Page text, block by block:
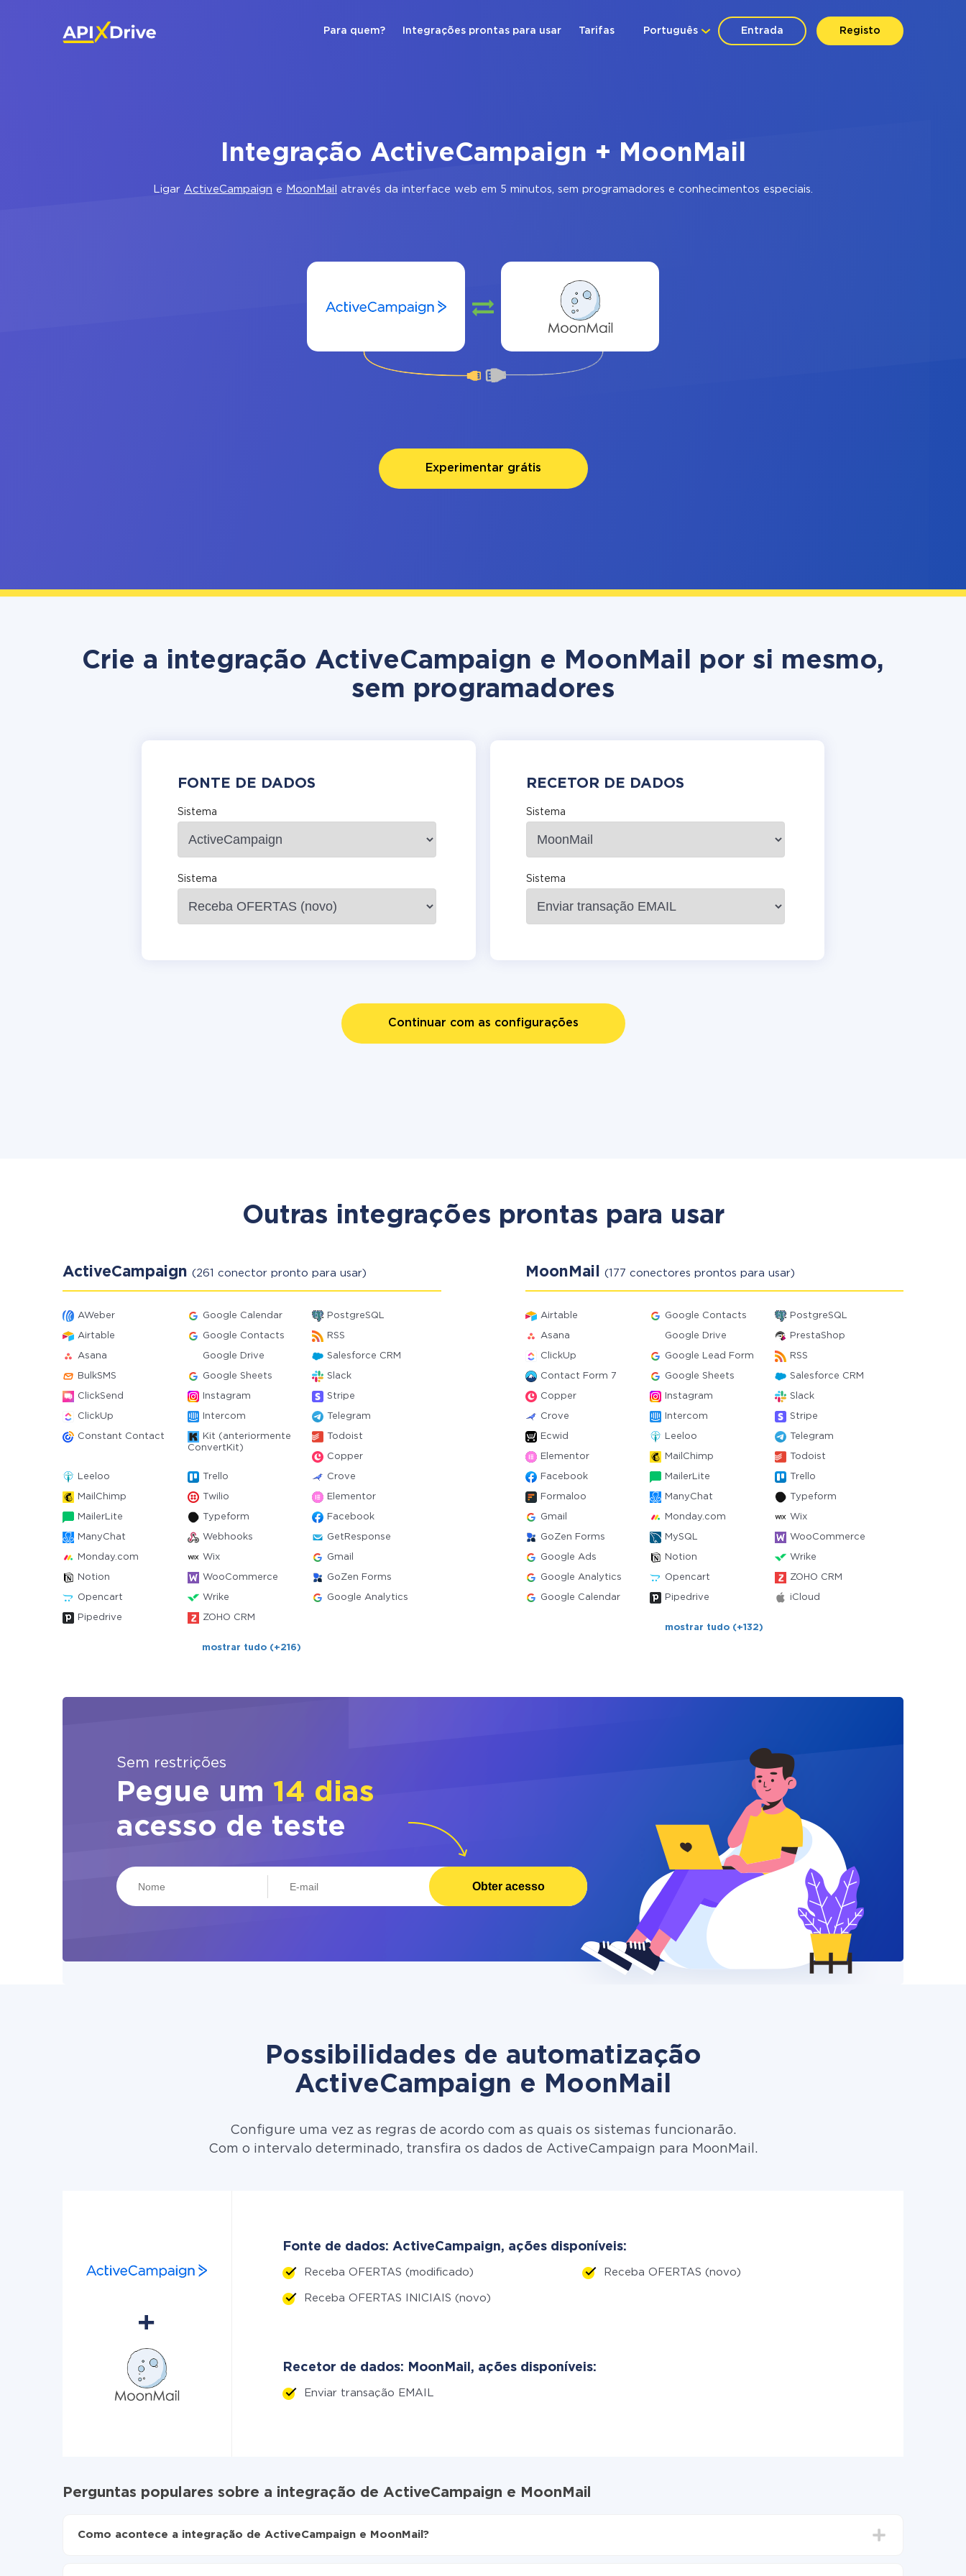
Entrada Registo
Português
Para quem? Integrações prontas para usar Tarifas
Integração ActiveCampaign + MoonMail
Ligar ActiveCampaign e MoonMail através da interface web em 5 minutos, sem programadores e conhecimentos especiais.
Experimentar grátis
Crie a integração ActiveCampaign e MoonMail por si mesmo,
sem programadores
FONTE DE DADOS
Sistema
Sistema
RECETOR DE DADOS
Sistema
Sistema
Continuar com as configurações
Outras integrações prontas para usar
ActiveCampaign (261 conector pronto para usar)
AWeber Google Calendar PostgreSQL
Airtable Google Contacts RSS
Asana Google Drive Salesforce CRM
BulkSMS Google Sheets Slack
ClickSend Instagram Stripe
ClickUp Intercom Telegram
Constant Contact
Kit (anteriormente
ConvertKit)
Todoist
Copper
Leeloo Trello Crove
MailChimp Twilio Elementor
MailerLite Typeform Facebook
ManyChat Webhooks GetResponse
Monday.com Wix Gmail
Notion WooCommerce GoZen Forms
Opencart Wrike Google Analytics
Pipedrive ZOHO CRM
mostrar tudo (+216)
MoonMail (177 conectores prontos para usar)
Airtable Google Contacts PostgreSQL
Asana Google Drive PrestaShop
ClickUp Google Lead Form RSS
Contact Form 7 Google Sheets Salesforce CRM
Copper Instagram Slack
Crove Intercom Stripe
Ecwid Leeloo Telegram
Elementor MailChimp Todoist
Facebook MailerLite Trello
Formaloo ManyChat Typeform
Gmail Monday.com Wix
GoZen Forms MySQL WooCommerce
Google Ads Notion Wrike
Google Analytics Opencart ZOHO CRM
Google Calendar Pipedrive iCloud
mostrar tudo (+132)
Sem restrições
Pegue um 14 dias
acesso de teste
Obter acesso
Possibilidades de automatização
ActiveCampaign e MoonMail
Configure uma vez as regras de acordo com as quais os sistemas funcionarão.
Com o intervalo determinado, transfira os dados de ActiveCampaign para MoonMail.
Fonte de dados: ActiveCampaign, ações disponíveis:
Receba OFERTAS (modificado) Receba OFERTAS (novo)
Receba OFERTAS INICIAIS (novo)
Recetor de dados: MoonMail, ações disponíveis:
Enviar transação EMAIL
Perguntas populares sobre a integração de ActiveCampaign e MoonMail
Como acontece a integração de ActiveCampaign e MoonMail?